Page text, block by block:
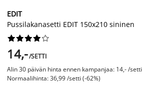
EDIT
Pussilakanasetti EDIT 150x210 sininen






14,-/SETTI
Alin 30 päivän hinta ennen kampanjaa: 14,- /setti
Normaalihinta: 36,99 /setti (-62%)